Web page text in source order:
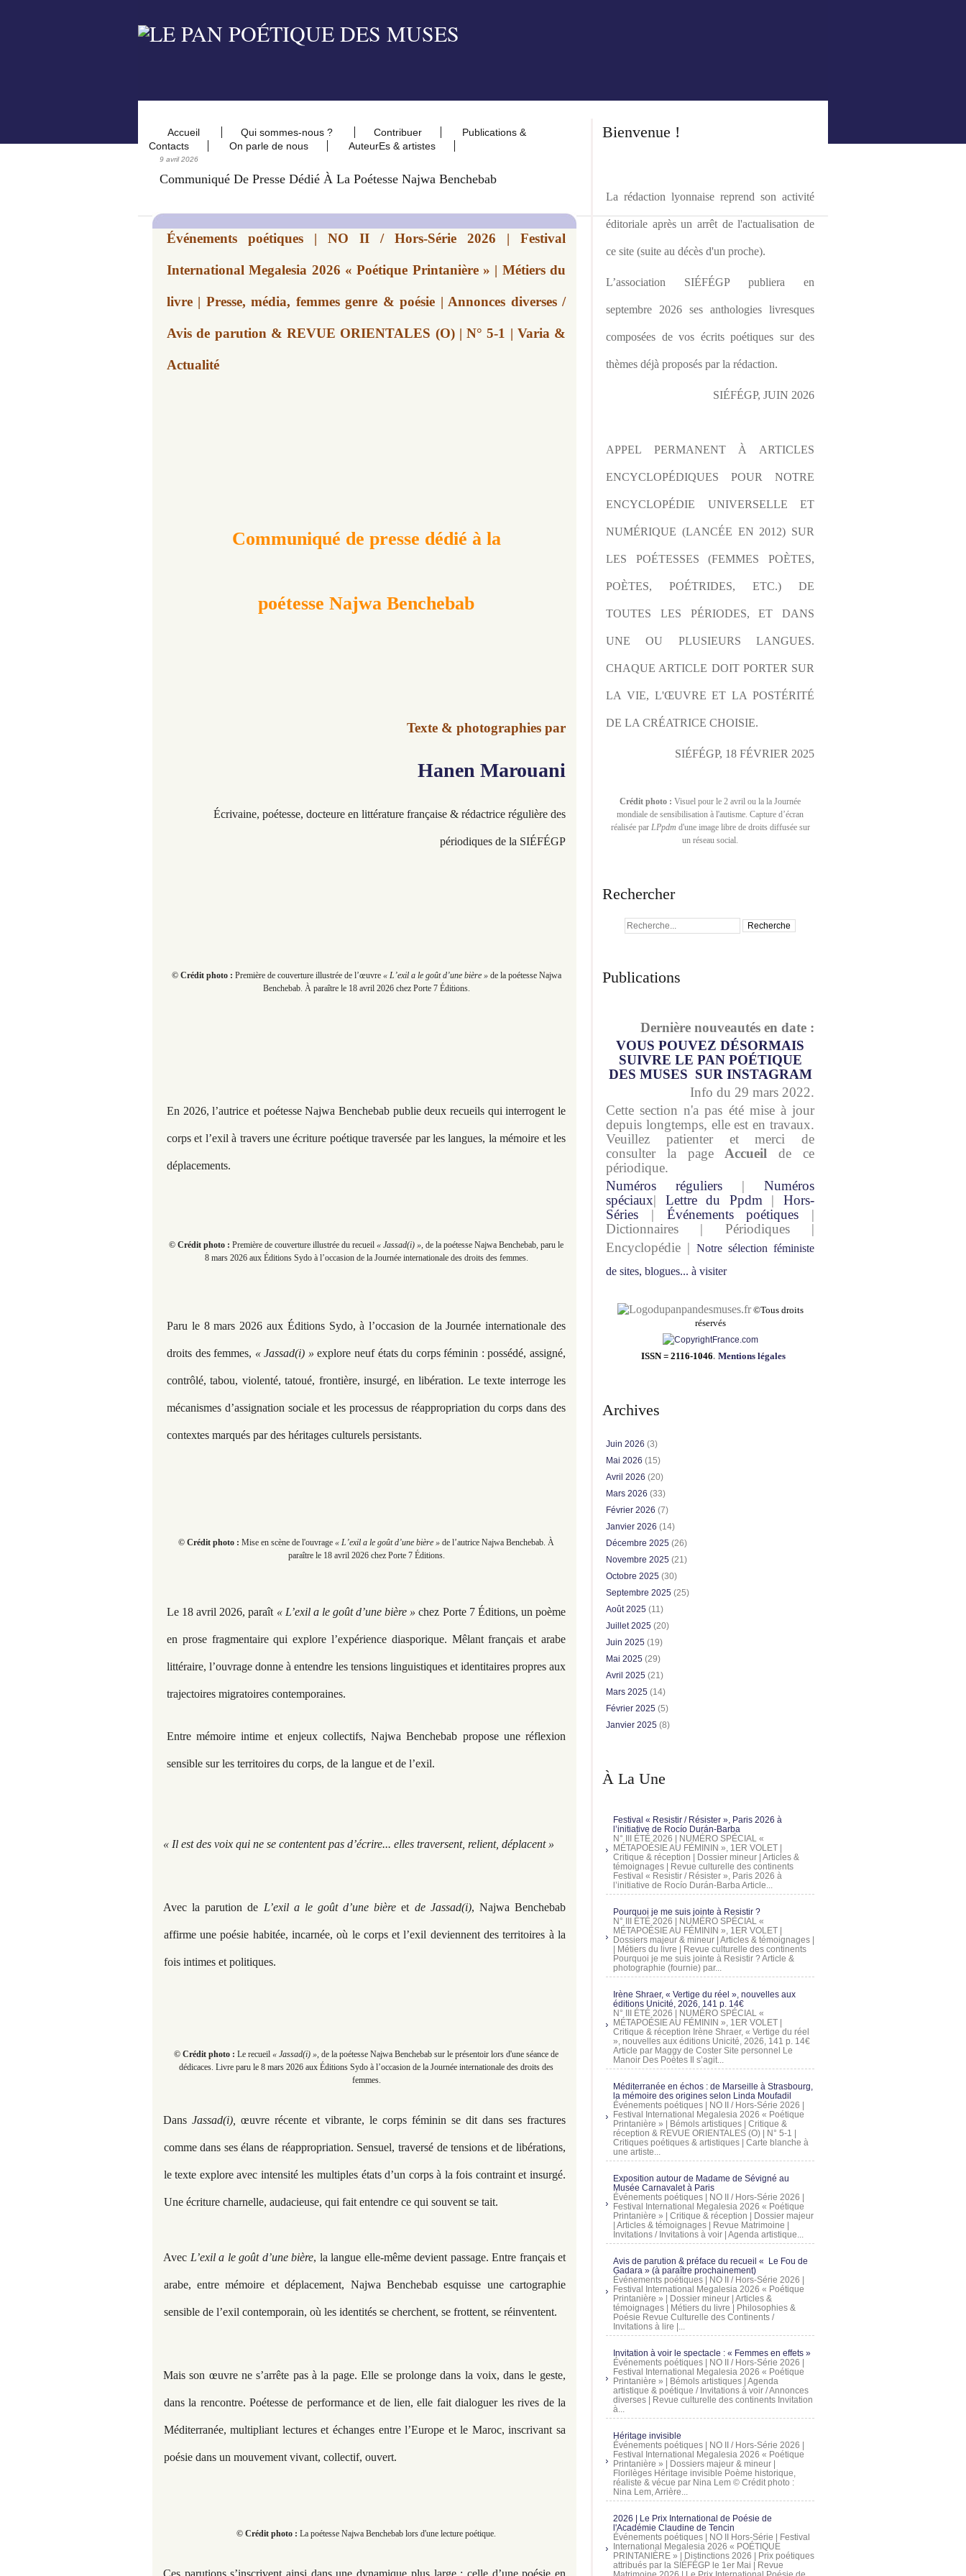
Accueil Qui sommes-nous ? Contribuer
Publications &
Contacts
On parle de nous AuteurEs & artistes
9 avril 2026
Communiqué De Presse Dédié À La Poétesse Najwa Benchebab
Événements poétiques | NO II / Hors-Série 2026 | Festival
International Megalesia 2026 « Poétique Printanière » | Métiers du
livre | Presse, média, femmes genre & poésie | Annonces diverses /
Avis de parution & REVUE ORIENTALES (O) | N° 5-1 | Varia &
Actualité
Communiqué de presse dédié à la
poétesse Najwa Benchebab
Texte & photographies par
Hanen Marouani​​​​​​
Écrivaine, poétesse, docteure en littérature française & rédactrice régulière des
périodiques de la SIÉFÉGP
© Crédit photo : Première de couverture illustrée de l’œuvre « L’exil a le goût d’une bière » de la poétesse Najwa
Benchebab. À paraître le 18 avril 2026 chez Porte 7 Éditions.
En 2026, l’autrice et poétesse Najwa Benchebab publie deux recueils qui interrogent le
corps et l’exil à travers une écriture poétique traversée par les langues, la mémoire et les
déplacements.
© Crédit photo : Première de couverture illustrée du recueil « Jassad(i) », de la poétesse Najwa Benchebab, paru le
8 mars 2026 aux Éditions Sydo à l’occasion de la Journée internationale des droits des femmes.
Paru le 8 mars 2026 aux Éditions Sydo, à l’occasion de la Journée internationale des
droits des femmes, « Jassad(i) » explore neuf états du corps féminin : possédé, assigné,
contrôlé, tabou, violenté, tatoué, frontière, insurgé, en libération. Le texte interroge les
mécanismes d’assignation sociale et les processus de réappropriation du corps dans des
contextes marqués par des héritages culturels persistants.
© Crédit photo : Mise en scène de l'ouvrage « L’exil a le goût d’une bière » de l’autrice Najwa Benchebab. À
paraître le 18 avril 2026 chez Porte 7 Éditions.
Le 18 avril 2026, paraît « L’exil a le goût d’une bière »chez Porte 7 Éditions, un poème
en prose fragmentaire qui explore l’expérience diasporique. Mêlant français et arabe
littéraire, l’ouvrage donne à entendre les tensions linguistiques et identitaires propres aux
trajectoires migratoires contemporaines.
Entre mémoire intime et enjeux collectifs, Najwa Benchebab propose une réflexion
sensible sur les territoires du corps, de la langue et de l’exil.
« Il est des voix qui ne se contentent pas d’écrire... elles traversent, relient, déplacent »
Avec la parution de L’exil a le goût d’une bièreet de Jassad(i), Najwa Benchebab
affirme une poésie habitée, incarnée, où le corps et l’exil deviennent des territoires à la
fois intimes et politiques.
© Crédit photo : Le recueil « Jassad(i) », de la poétesse Najwa Benchebab sur le présentoir lors d'une séance de
dédicaces. Livre paru le 8 mars 2026 aux Éditions Sydo à l’occasion de la Journée internationale des droits des
femmes.
Dans Jassad(i), œuvre récente et vibrante, le corps féminin se dit dans ses fractures
comme dans ses élans de réappropriation. Sensuel, traversé de tensions et de libérations,
le texte explore avec intensité les multiples états d’un corps à la fois contraint et insurgé.
Une écriture charnelle, audacieuse, qui fait entendre ce qui souvent se tait.
Avec L’exil a le goût d’une bière, la langue elle-même devient passage. Entre français et
arabe, entre mémoire et déplacement, Najwa Benchebab esquisse une cartographie
sensible de l’exil contemporain, où les identités se cherchent, se frottent, se réinventent.
Mais son œuvre ne s’arrête pas à la page. Elle se prolonge dans la voix, dans le geste,
dans la rencontre. Poétesse de performance et de lien, elle fait dialoguer les rives de la
Méditerranée, multipliant lectures et échanges entre l’Europe et le Maroc, inscrivant sa
poésie dans un mouvement vivant, collectif, ouvert.
© Crédit photo : La poétesse Najwa Benchebab lors d'une lecture poétique.
Ces parutions s’inscrivent ainsi dans une dynamique plus large : celle d’une poésie en
Bienvenue !
La rédaction lyonnaise reprend son activité
éditoriale après un arrêt de l'actualisation de
ce site (suite au décès d'un proche).
L’association SIÉFÉGP publiera en
septembre 2026 ses anthologies livresques
composées de vos écrits poétiques sur des
thèmes déjà proposés par la rédaction.
SIÉFÉGP, JUIN 2026
APPEL PERMANENT À ARTICLES
ENCYCLOPÉDIQUES POUR NOTRE
ENCYCLOPÉDIE UNIVERSELLE ET
NUMÉRIQUE (LANCÉE EN 2012) SUR
LES POÉTESSES (FEMMES POÈTES,
POÈTES, POÉTRIDES, ETC.) DE
TOUTES LES PÉRIODES, ET DANS
UNE OU PLUSIEURS LANGUES.
CHAQUE ARTICLE DOIT PORTER SUR
LA VIE, L'ŒUVRE ET LA POSTÉRITÉ
DE LA CRÉATRICE CHOISIE.
SIÉFÉGP, 18 FÉVRIER 2025
Crédit photo : Visuel pour le 2 avril ou la la Journée
mondiale de sensibilisation à l'autisme. Capture d’écran
réalisée par LPpdm d'une image libre de droits diffusée sur
un réseau social.
Rechercher
Publications
Dernière nouveautés en date :
VOUS POUVEZ DÉSORMAIS
SUIVRE LE PAN POÉTIQUE
DES MUSES SUR INSTAGRAM
Info du 29 mars 2022.
Cette section n'a pas été mise à jour
depuis longtemps, elle est en travaux.
Veuillez patienter et merci de
consulter la page Accueil de ce
périodique.
Numéros réguliers | Numéros
spéciaux| Lettre du Ppdm |Hors-
Séries | Événements poétiques |
Dictionnaires | Périodiques |
Encyclopédie | Notre sélection féministe
de sites, blogues... à visiter
pandesmuses.fr ©Tous droits
réservés
ISSN = 2116-1046. Mentions légales
Archives
Juin 2026 (3)
Mai 2026 (15)
Avril 2026 (20)
Mars 2026 (33)
Février 2026 (7)
Janvier 2026 (14)
Décembre 2025 (26)
Novembre 2025 (21)
Octobre 2025 (30)
Septembre 2025 (25)
Août 2025 (11)
Juillet 2025 (20)
Juin 2025 (19)
Mai 2025 (29)
Avril 2025 (21)
Mars 2025 (14)
Février 2025 (5)
Janvier 2025 (8)
À La Une
Festival « Resistir / Résister », Paris 2026 à
l’initiative de Rocío Durán-Barba
N° III ÉTÉ 2026 | NUMÉRO SPÉCIAL «
MÉTAPOÉSIE AU FÉMININ », 1ER VOLET |
Critique & réception | Dossier mineur | Articles &
témoignages | Revue culturelle des continents
Festival « Resistir / Résister », Paris 2026 à
l’initiative de Rocío Durán-Barba Article...
Pourquoi je me suis jointe à Resistir ?
N° III ÉTÉ 2026 | NUMÉRO SPÉCIAL «
MÉTAPOÉSIE AU FÉMININ », 1ER VOLET |
Dossiers majeur & mineur | Articles & témoignages |
| Métiers du livre | Revue culturelle des continents
Pourquoi je me suis jointe à Resistir ? Article &
photographie (fournie) par...
Irène Shraer, « Vertige du réel », nouvelles aux
éditions Unicité, 2026, 141 p. 14€
N° III ÉTÉ 2026 | NUMÉRO SPÉCIAL «
MÉTAPOÉSIE AU FÉMININ », 1ER VOLET |
Critique & réception Irène Shraer, « Vertige du réel
», nouvelles aux éditions Unicité, 2026, 141 p. 14€
Article par Maggy de Coster Site personnel Le
Manoir Des Poètes Il s’agit...
Méditerranée en échos : de Marseille à Strasbourg,
la mémoire des origines selon Linda Moufadil
Événements poétiques | NO II / Hors-Série 2026 |
Festival International Megalesia 2026 « Poétique
Printanière » | Bémols artistiques | Critique &
réception & REVUE ORIENTALES (O) | N° 5-1 |
Critiques poétiques & artistiques | Carte blanche à
une artiste...
Exposition autour de Madame de Sévigné au
Musée Carnavalet à Paris
Événements poétiques | NO II / Hors-Série 2026 |
Festival International Megalesia 2026 « Poétique
Printanière » | Critique & réception | Dossier majeur
| Articles & témoignages | Revue Matrimoine |
Invitations / Invitations à voir | Agenda artistique...
Avis de parution & préface du recueil « Le Fou de
Gadara » (à paraître prochainement)
Événements poétiques | NO II / Hors-Série 2026 |
Festival International Megalesia 2026 « Poétique
Printanière » | Dossier mineur | Articles &
témoignages | Métiers du livre | Philosophies &
Poésie Revue Culturelle des Continents /
Invitations à lire |...
Invitation à voir le spectacle : « Femmes en effets »
Événements poétiques | NO II / Hors-Série 2026 |
Festival International Megalesia 2026 « Poétique
Printanière » | Bémols artistiques | Agenda
artistique & poétique / Invitations à voir / Annonces
diverses | Revue culturelle des continents Invitation
à...
Héritage invisible
Événements poétiques | NO II / Hors-Série 2026 |
Festival International Megalesia 2026 « Poétique
Printanière » | Dossiers majeur & mineur |
Florilèges Héritage invisible Poème historique,
réaliste & vécue par Nina Lem © Crédit photo :
Nina Lem, Arrière...
2026 | Le Prix International de Poésie de
l'Académie Claudine de Tencin
Événements poétiques | NO II Hors-Série | Festival
International Megalesia 2026 « POÉTIQUE
PRINTANIÈRE » | Distinctions 2026 | Prix poétiques
attribués par la SIÉFÉGP le 1er Mai | Revue